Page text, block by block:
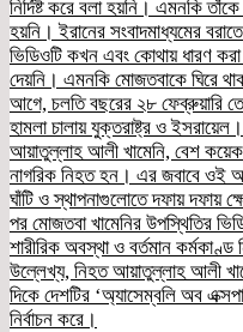
নির্দিষ্ট করে বলা হয়নি। এমনকি
হয়নি। ইরানের সংবাদমাধ্যমের
ভিডিওটি কখন এবং কোথায় ধারণ
দেয়নি। এমনকি মোজতবাকে ঘিরে
আগে, চলতি বছরের ২৮ ফেব্রুয়ারি
হামলা চালায় যুক্তরাষ্ট্র ও
আয়াতুল্লাহ আলী খামেনি, বেশ
নাগরিক নিহত হন। এর জবাবে ওই
ঘাঁটি ও স্থাপনাগুলোতে দফায় দফায়
পর মোজতবা খামেনির উপস্থিতির
শারীরিক অবস্থা ও বর্তমান
উল্লেখ্য, নিহত আয়াতুল্লাহ আলী
দিকে দেশটির ‘অ্যাসেম্বলি অব
নির্বাচন করে।